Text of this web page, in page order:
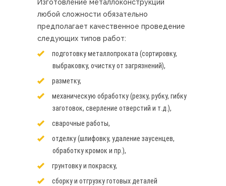
Изготовление металлоконструкций
любой сложности обязательно
предполагает качественное проведение
следующих типов работ:
подготовку металлопроката (сортировку,
выбраковку, очистку от загрязнений),
разметку,
механическую обработку (резку, рубку, гибку
заготовок, сверление отверстий и т.д.),
сварочные работы,
отделку (шлифовку, удаление заусенцев,
обработку кромок и пр.),
грунтовку и покраску,
сборку и отгрузку готовых деталей